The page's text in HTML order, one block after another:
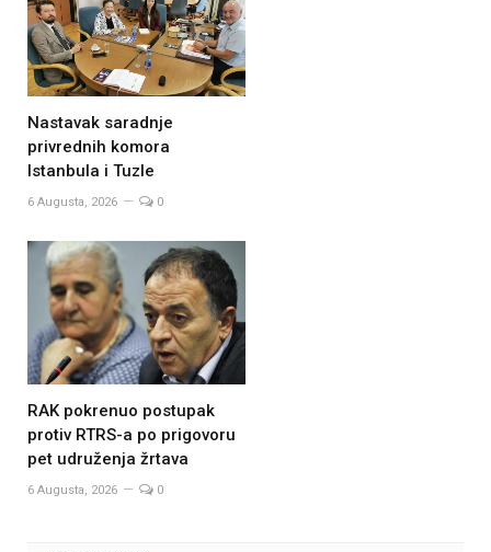
Nastavak saradnje
privrednih komora
Istanbula i Tuzle
6 Augusta, 2026 0
RAK pokrenuo postupak
protiv RTRS-a po prigovoru
pet udruženja žrtava
6 Augusta, 2026 0